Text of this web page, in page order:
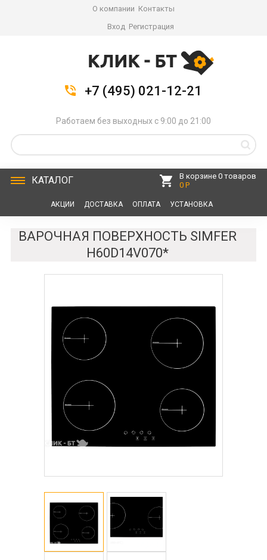
О компании Контакты
Вход Регистрация
+7 (495) 021-12-21
Работаем без выходных с 9:00 до 21:00
КАТАЛОГ
В корзине 0 товаров
0 Р
АКЦИИ ДОСТАВКА ОПЛАТА УСТАНОВКА
ВАРОЧНАЯ ПОВЕРХНОСТЬ SIMFER
H60D14V070*